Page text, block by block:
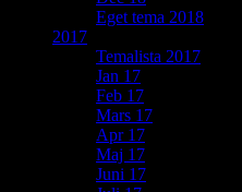
Eget tema 2018
2017
Temalista 2017
Jan 17
Feb 17
Mars 17
Apr 17
Maj 17
Juni 17